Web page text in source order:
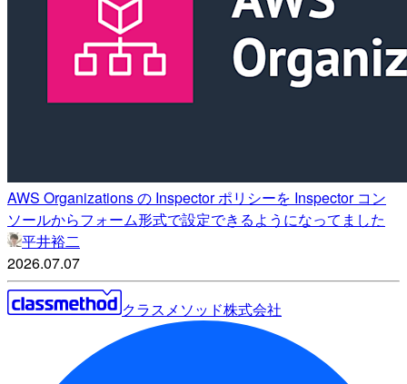
AWS Organizations の Inspector ポリシーを Inspector コン
ソールからフォーム形式で設定できるようになってました
平井裕二
2026.07.07
クラスメソッド株式会社